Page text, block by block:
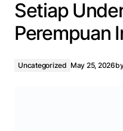
Setiap
Perempuan
Uncategorized May 25, 2026